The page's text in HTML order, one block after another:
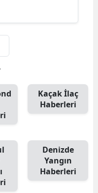
Kaçak İlaç
Haberleri
Denizde
Yangın
Haberleri